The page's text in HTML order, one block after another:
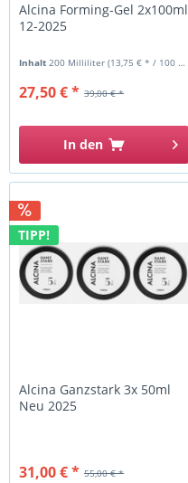
Alcina Forming-Gel 2x100ml
12-2025
Inhalt200 Milliliter(13,75 € * / 100 Milliliter)
39,00 € *
27,50 € *
In den
TIPP!
Alcina Ganzstark 3x 50ml
Neu 2025
55,00 € *
31,00 € *